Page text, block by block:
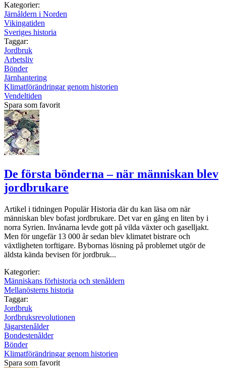
Kategorier:
Järnåldern i Norden
Vikingatiden
Sveriges historia
Taggar:
Jordbruk
Arbetsliv
Bönder
Järnhantering
Klimatförändringar genom historien
Vendeltiden
Spara som favorit
De första bönderna – när människan blev
jordbrukare
Artikel i tidningen Populär Historia där du kan läsa om när
människan blev bofast jordbrukare. Det var en gång en liten by i
norra Syrien. Invånarna levde gott på vilda växter och gaselljakt.
Men för ungefär 13 000 år sedan blev klimatet bistrare och
växtligheten torftigare. Bybornas lösning på problemet utgör de
äldsta kända bevisen för jordbruk...
Kategorier:
Människans förhistoria och stenåldern
Mellanösterns historia
Taggar:
Jordbruk
Jordbruksrevolutionen
Jägarstenålder
Bondestenålder
Bönder
Klimatförändringar genom historien
Spara som favorit